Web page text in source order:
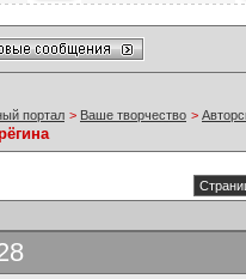
портал > Ваше творчество >